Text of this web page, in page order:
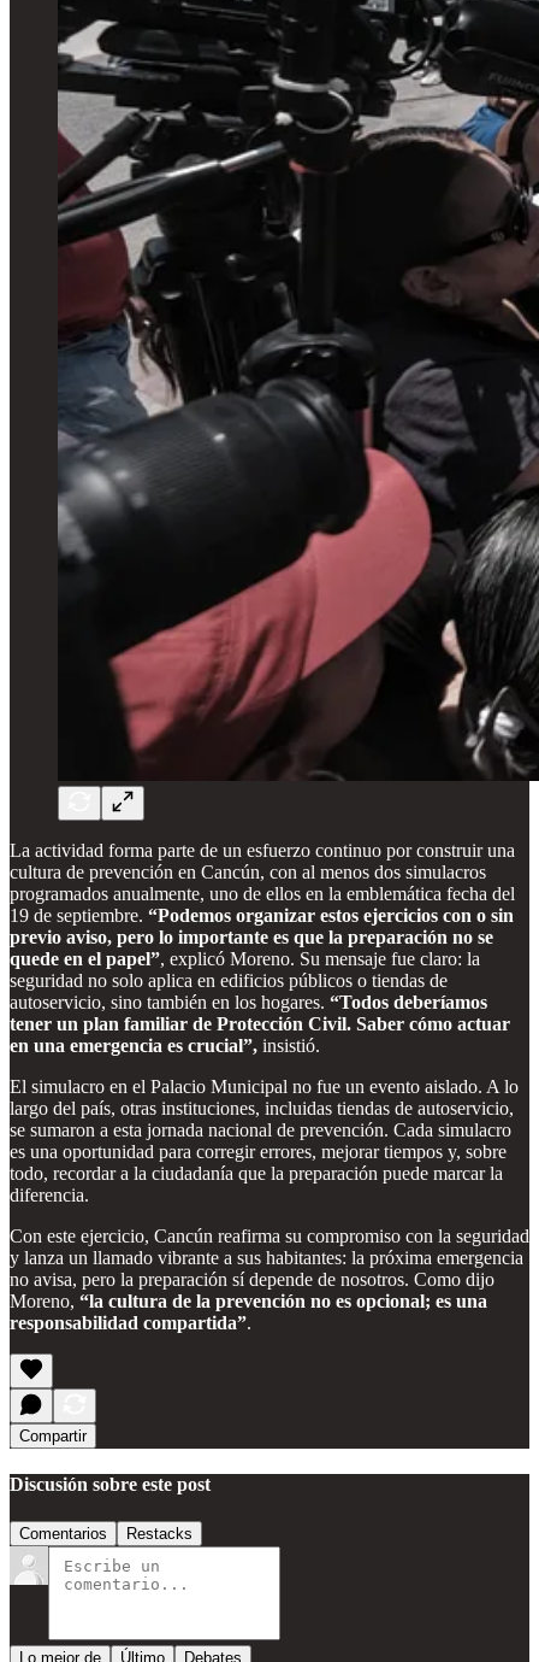
La actividad forma parte de un esfuerzo continuo por construir una
cultura de prevención en Cancún, con al menos dos simulacros
programados anualmente, uno de ellos en la emblemática fecha del
19 de septiembre. “Podemos organizar estos ejercicios con o sin
previo aviso, pero lo importante es que la preparación no se
quede en el papel”, explicó Moreno. Su mensaje fue claro: la
seguridad no solo aplica en edificios públicos o tiendas de
autoservicio, sino también en los hogares. “Todos deberíamos
tener un plan familiar de Protección Civil. Saber cómo actuar
en una emergencia es crucial”, insistió.
El simulacro en el Palacio Municipal no fue un evento aislado. A lo
largo del país, otras instituciones, incluidas tiendas de autoservicio,
se sumaron a esta jornada nacional de prevención. Cada simulacro
es una oportunidad para corregir errores, mejorar tiempos y, sobre
todo, recordar a la ciudadanía que la preparación puede marcar la
diferencia.
Con este ejercicio, Cancún reafirma su compromiso con la seguridad
y lanza un llamado vibrante a sus habitantes: la próxima emergencia
no avisa, pero la preparación sí depende de nosotros. Como dijo
Moreno, “la cultura de la prevención no es opcional; es una
responsabilidad compartida”.
Compartir
Discusión sobre este post
Comentarios Restacks
Lo mejor de Último Debates